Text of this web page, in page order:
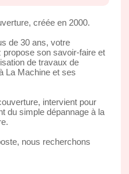
créée en 2000.
de 30 ans, votre
son savoir-faire et
de travaux de
La Machine et ses
intervient pour
du simple dépannage à la
nous recherchons